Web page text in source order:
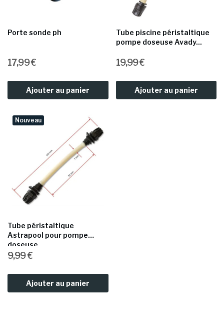
Porte sonde ph​
17,99 €
Ajouter au panier
Tube piscine péristaltique
pompe doseuse Avady...
19,99 €
Ajouter au panier
Nouveau
Tube péristaltique
Astrapool pour pompe
doseuse...
9,99 €
Ajouter au panier